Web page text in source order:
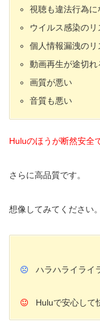
視聴も違法行為に
ウイルス感染のリ
個人情報漏洩のリ
動画再生が途切れ
画質が悪い
音質も悪い
Huluのほうが断然安全
さらに高品質です。
想像してみてください。
ハラハライライ
Huluで安心して